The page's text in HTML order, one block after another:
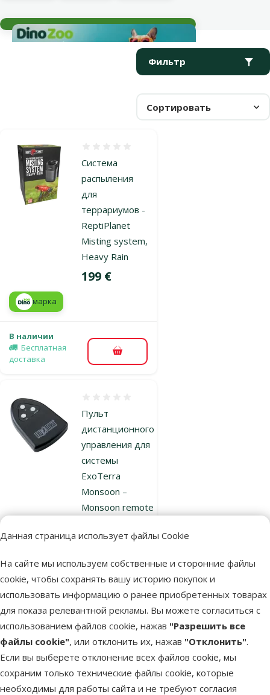
Данная страница использует файлы Cookie
На сайте мы используем собственные и сторонние файлы
cookie, чтобы сохранять вашу историю покупок и
использовать информацию о ранее приобретенных товарах
для показа релевантной рекламы. Вы можете согласиться с
использованием файлов cookie, нажав "Разрешить все
файлы cookie", или отклонить их, нажав "Отклонить".
Если вы выберете отклонение всех файлов cookie, мы
сохраним только технические файлы cookie, которые
необходимы для работы сайта и не требуют согласия
Фильтр
Сортировать
Продукты в категории Увлажнители воздуха и генераторы
Система
распыления
для
террариумов -
ReptiPlanet
Misting system,
Heavy Rain
Цена
199 €
марка
В наличии
Бесплатная
доставка
В корзину
Пульт
дистанционного
управления для
системы
ExoTerra
Monsoon –
Monsoon remote
Исходная цена
13,99 € Скидка
В наличии В корзину
Цифровой
распылитель
для
Оценка 0%